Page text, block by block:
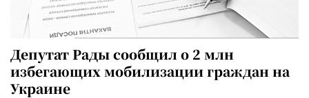
Депутат Рады сообщил о 2 млн
избегающих мобилизации граждан на
Украине